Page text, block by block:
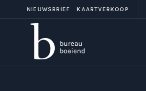
NIEUWSBRIEF KAARTVERKOOP